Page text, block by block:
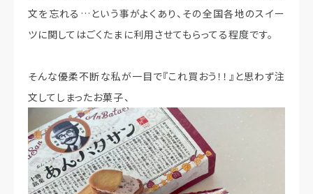
文を忘れる…という事がよくあり、その全国各地のスイー
ツに関してはごくたまに利用させてもらってる程度です。
そんな優柔不断な私が一目で『これ買おう！！』と思わず注
文してしまったお菓子、